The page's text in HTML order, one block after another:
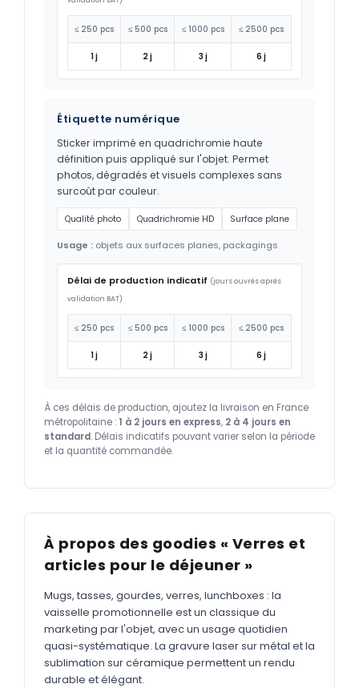
≤ 250 pcs ≤ 500 pcs ≤ 1000 pcs ≤ 2500 pcs
1 j 2 j 3 j 6 j
Étiquette numérique
Sticker imprimé en quadrichromie haute
définition puis appliqué sur l'objet. Permet
photos, dégradés et visuels complexes sans
surcoût par couleur.
Qualité photo Quadrichromie HD Surface plane
Usage : objets aux surfaces planes, packagings
Délai de production indicatif (jours ouvrés après
validation BAT)
≤ 250 pcs ≤ 500 pcs ≤ 1000 pcs ≤ 2500 pcs
1 j 2 j 3 j 6 j
À ces délais de production, ajoutez la livraison en France
métropolitaine : 1 à 2 jours en express, 2 à 4 jours en
standard. Délais indicatifs pouvant varier selon la période
et la quantité commandée.
À propos des goodies « Verres et
articles pour le déjeuner »
Mugs, tasses, gourdes, verres, lunchboxes : la
vaisselle promotionnelle est un classique du
marketing par l'objet, avec un usage quotidien
quasi-systématique. La gravure laser sur métal et la
sublimation sur céramique permettent un rendu
durable et élégant.